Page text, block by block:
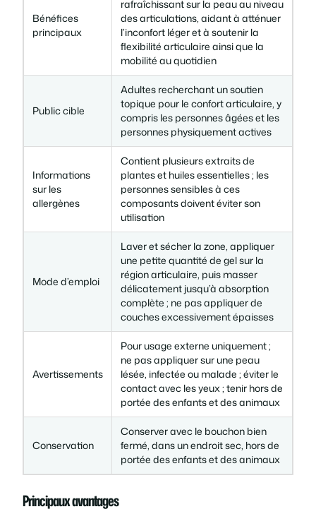
Bénéfices
principaux
rafraîchissant sur la peau au niveau
des articulations, aidant à atténuer
l’inconfort léger et à soutenir la
flexibilité articulaire ainsi que la
mobilité au quotidien
Public cible
Adultes recherchant un soutien
topique pour le confort articulaire, y
compris les personnes âgées et les
personnes physiquement actives
Informations
sur les
allergènes
Contient plusieurs extraits de
plantes et huiles essentielles ; les
personnes sensibles à ces
composants doivent éviter son
utilisation
Mode d’emploi
Laver et sécher la zone, appliquer
une petite quantité de gel sur la
région articulaire, puis masser
délicatement jusqu’à absorption
complète ; ne pas appliquer de
couches excessivement épaisses
Avertissements
Pour usage externe uniquement ;
ne pas appliquer sur une peau
lésée, infectée ou malade ; éviter le
contact avec les yeux ; tenir hors de
portée des enfants et des animaux
Conservation
Conserver avec le bouchon bien
fermé, dans un endroit sec, hors de
portée des enfants et des animaux
Principaux avantages